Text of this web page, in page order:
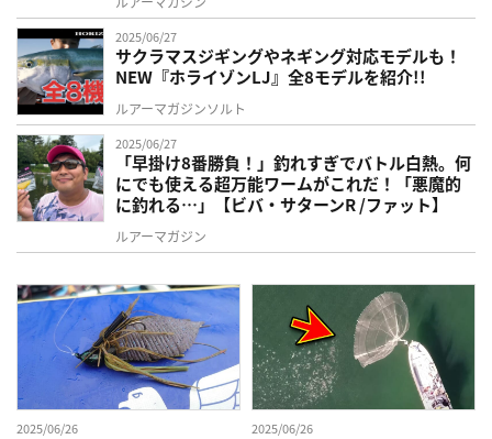
2025/06/27
サクラマスジギングやネギング対応モデルも！
NEW『ホライゾンLJ』全8モデルを紹介!!
ルアーマガジンソルト
2025/06/27
「早掛け8番勝負！」釣れすぎでバトル白熱。何
にでも使える超万能ワームがこれだ！「悪魔的
に釣れる…」【ビバ・サターンR /ファット】
ルアーマガジン
2025/06/26 2025/06/26